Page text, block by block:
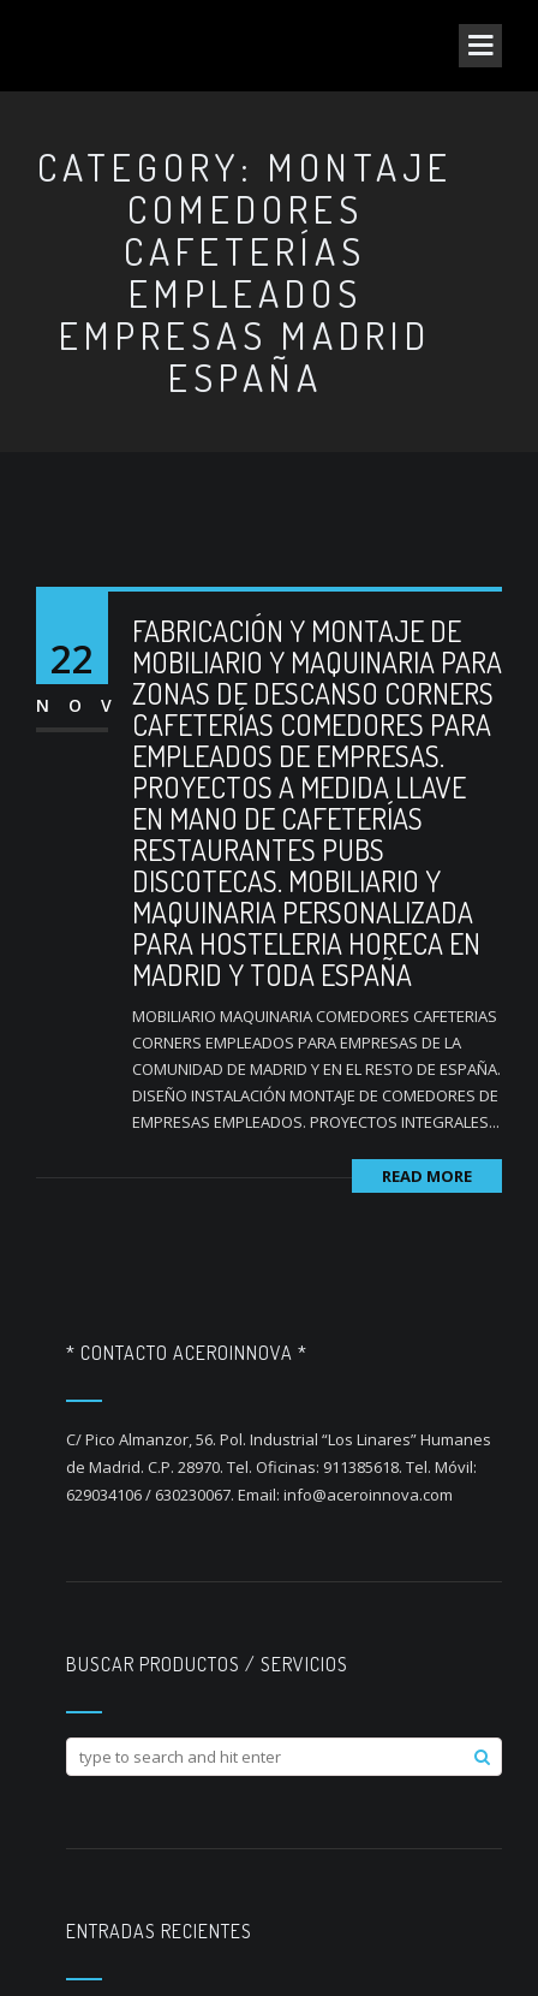
CATEGORY: MONTAJE
COMEDORES
CAFETERÍAS
EMPLEADOS
EMPRESAS MADRID
ESPAÑA
22
NOV
FABRICACIÓN Y MONTAJE DE
MOBILIARIO Y MAQUINARIA PARA
ZONAS DE DESCANSO CORNERS
CAFETERÍAS COMEDORES PARA
EMPLEADOS DE EMPRESAS.
PROYECTOS A MEDIDA LLAVE
EN MANO DE CAFETERÍAS
RESTAURANTES PUBS
DISCOTECAS. MOBILIARIO Y
MAQUINARIA PERSONALIZADA
PARA HOSTELERIA HORECA EN
MADRID Y TODA ESPAÑA
MOBILIARIO MAQUINARIA COMEDORES CAFETERIAS
CORNERS EMPLEADOS PARA EMPRESAS DE LA
COMUNIDAD DE MADRID Y EN EL RESTO DE ESPAÑA.
DISEÑO INSTALACIÓN MONTAJE DE COMEDORES DE
EMPRESAS EMPLEADOS. PROYECTOS INTEGRALES...
READ MORE
* CONTACTO ACEROINNOVA *
C/ Pico Almanzor, 56. Pol. Industrial “Los Linares” Humanes
de Madrid. C.P. 28970. Tel. Oficinas: 911385618. Tel. Móvil:
629034106 / 630230067. Email: info@aceroinnova.com
BUSCAR PRODUCTOS / SERVICIOS
ENTRADAS RECIENTES